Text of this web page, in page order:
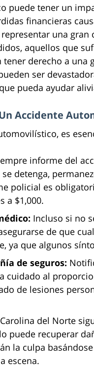
puede tener un
financieras
una gran
aquellos que
tener derecho a una
ser
pueda ayudar
Accidente
es
informe del
detenga,
policial es
a $1,000.
Incluso si no
de que
ya que algunos
de seguros:
cuidado al
de lesiones
Carolina del Norte
puede recuperar
la culpa
escena.